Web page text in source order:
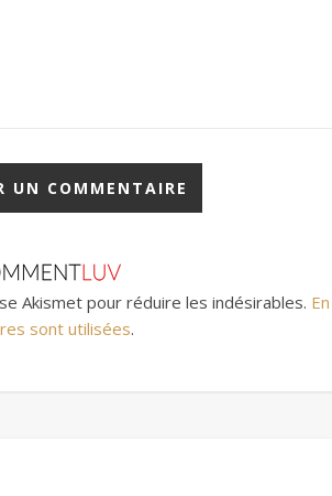
Akismet pour réduire les indésirables.
sont utilisées.